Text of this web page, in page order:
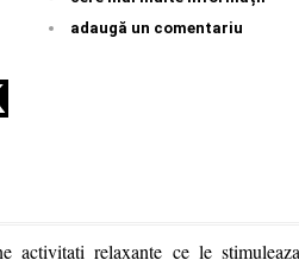
adaugă un comentariu
activitati relaxante ce le